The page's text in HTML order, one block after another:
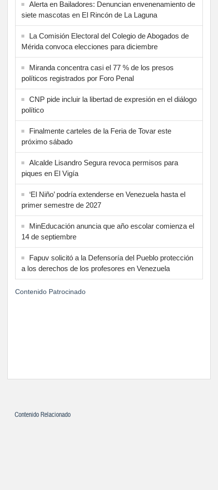
Alerta en Bailadores: Denuncian envenenamiento de
siete mascotas en El Rincón de La Laguna
La Comisión Electoral del Colegio de Abogados de
Mérida convoca elecciones para diciembre
Miranda concentra casi el 77 % de los presos
políticos registrados por Foro Penal
CNP pide incluir la libertad de expresión en el diálogo
político
Finalmente carteles de la Feria de Tovar este
próximo sábado
Alcalde Lisandro Segura revoca permisos para
piques en El Vigía
‘El Niño’ podría extenderse en Venezuela hasta el
primer semestre de 2027
MinEducación anuncia que año escolar comienza el
14 de septiembre
Fapuv solicitó a la Defensoría del Pueblo protección
a los derechos de los profesores en Venezuela
Contenido Patrocinado
Contenido Relacionado